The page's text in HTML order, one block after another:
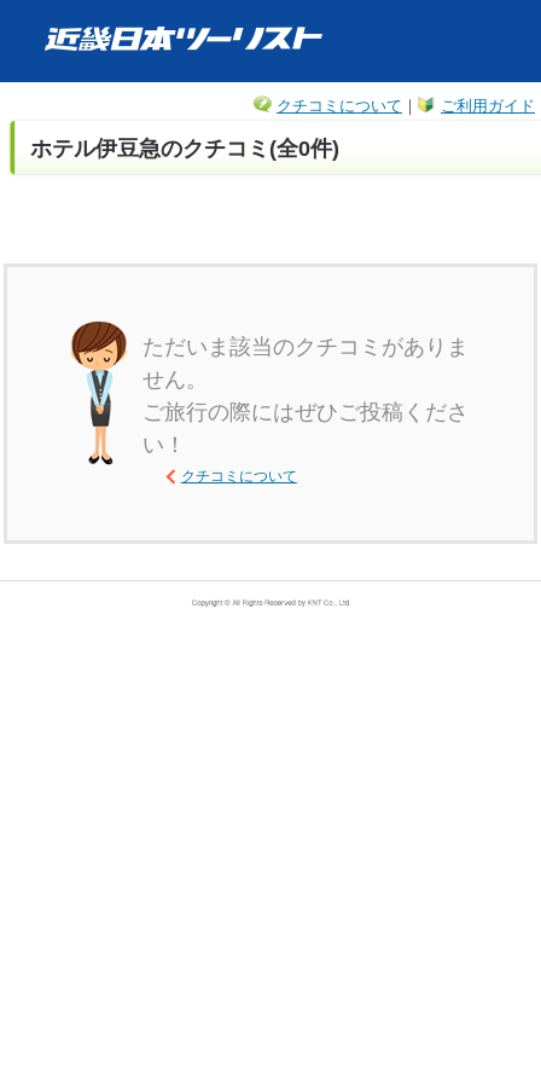
ご利用ガイド
クチコミについて ｜
ホテル伊豆急のクチコミ(全0件)
ただいま該当のクチコミがありま
せん。
ご旅行の際にはぜひご投稿くださ
い！
クチコミについて